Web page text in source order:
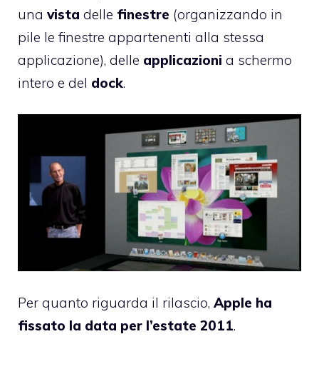
una vista delle finestre (organizzando in
pile le finestre appartenenti alla stessa
applicazione), delle applicazioni a schermo
intero e del dock.
Per quanto riguarda il rilascio, Apple ha
fissato la data per l’estate 2011.